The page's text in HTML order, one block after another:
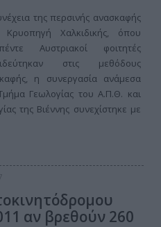
της περσινής ανασκαφής
Κρυοπηγή Χαλκιδικής, όπου
Αυστριακοί φοιτητές
στις μεθόδους
η συνεργασία ανάμεσα
Γεωλογίας του Α.Π.Θ. και
της Βιέννης συνεχίστηκε με
αν βρεθούν 260